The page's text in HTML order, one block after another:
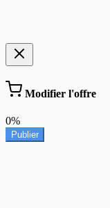
Modifier l'offre
0%
Publier